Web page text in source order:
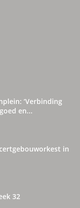
‘Verbinding
en...
in
32